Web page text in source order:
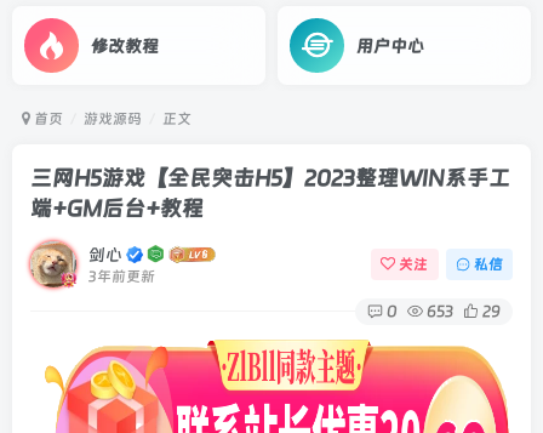
修改教程 用户中心
首页 游戏源码 正文
三网H5游戏【全民突击H5】2023整理WIN系手工
端+GM后台+教程
剑心
3年前更新
关注 私信
0 653 29